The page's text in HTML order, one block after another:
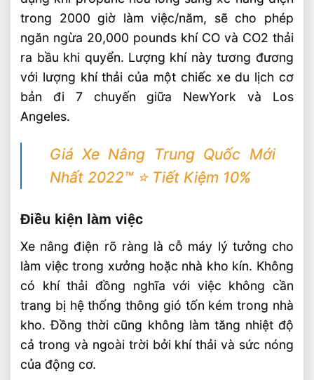
trong 2000 giờ làm việc/năm, sẽ cho phép
ngăn ngừa 20,000 pounds khí CO và CO2 thải
ra bầu khi quyển. Lượng khí này tương đương
với lượng khí thải của một chiếc xe du lịch cơ
bản đi 7 chuyến giữa NewYork và Los
Angeles.
Giá Xe Nâng Trung Quốc Mới
Nhất 2022™ ⭐️ Tiết Kiệm 10%
Điều kiện làm việc
Xe nâng điện rõ ràng là cỗ máy lý tưởng cho
làm việc trong xưởng hoặc nhà kho kín. Không
có khí thải đồng nghĩa với việc không cần
trang bị hệ thống thông gió tốn kém trong nhà
kho. Đồng thời cũng không làm tăng nhiệt độ
cả trong và ngoài trời bởi khí thải và sức nóng
của động cơ.